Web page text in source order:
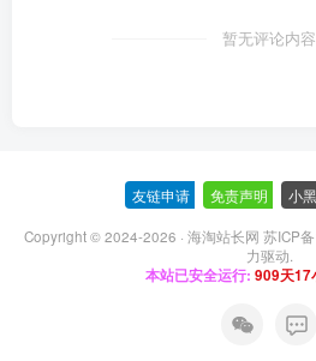
暂无评论内容
友链申请 免责声明 小
Copyright © 2024-2026 · 海淘站长网 苏ICP
力驱动.
本站已安全运行: 909天17